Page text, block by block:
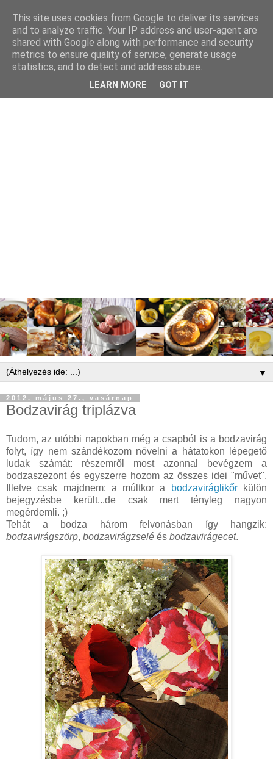
▼
2012. május 27., vasárnap
Bodzavirág triplázva
Tudom, az utóbbi napokban még a csapból is a bodzavirág
folyt, így nem szándékozom növelni a hátatokon lépegető
ludak számát: részemről most azonnal bevégzem a
bodzaszezont és egyszerre hozom az összes idei "művet".
Illetve csak majdnem: a múltkor a
bodzaviráglikőrkülön
bejegyzésbe került...de csak mert tényleg nagyon
megérdemli. ;)
Tehát a bodza három felvonásban így hangzik:
bodzavirágszörp, bodzavirágzselé és bodzavirágecet.
This site uses cookies from Google to deliver its services
and to analyze traffic. Your IP address and user-agent are
shared with Google along with performance and security
metrics to ensure quality of service, generate usage
statistics, and to detect and address abuse.
LEARN MORE GOT IT